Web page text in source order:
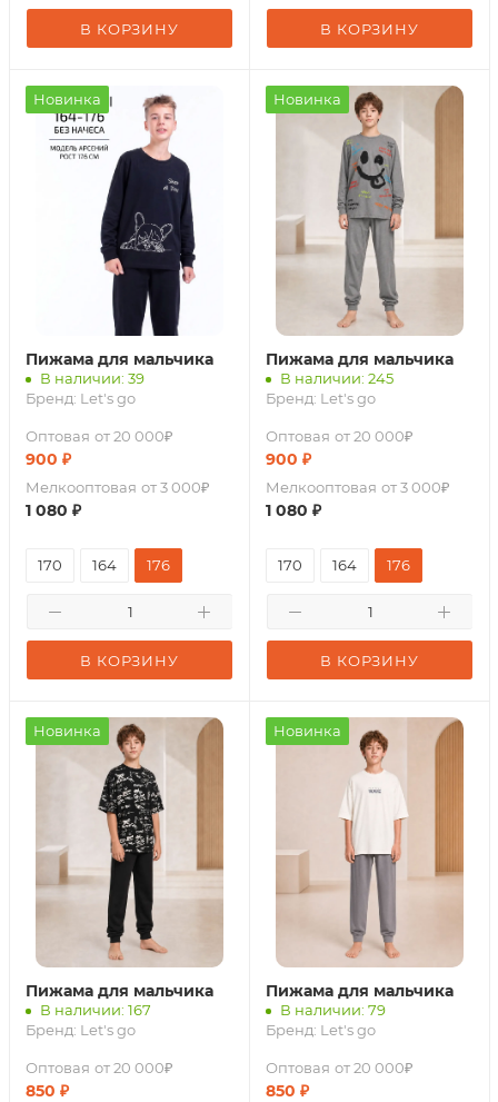
В КОРЗИНУ В КОРЗИНУ
Новинка
Пижама для мальчика
В наличии: 39
Бренд: Let's go
Оптовая от 20 000₽
900 ₽
Мелкооптовая от 3 000₽
1 080 ₽
В КОРЗИНУ
170 164 176
Новинка
Пижама для мальчика
В наличии: 245
Бренд: Let's go
Оптовая от 20 000₽
900 ₽
Мелкооптовая от 3 000₽
1 080 ₽
В КОРЗИНУ
170 164 176
Новинка
Пижама для мальчика
В наличии: 167
Бренд: Let's go
Оптовая от 20 000₽
850 ₽
Новинка
Пижама для мальчика
В наличии: 79
Бренд: Let's go
Оптовая от 20 000₽
850 ₽